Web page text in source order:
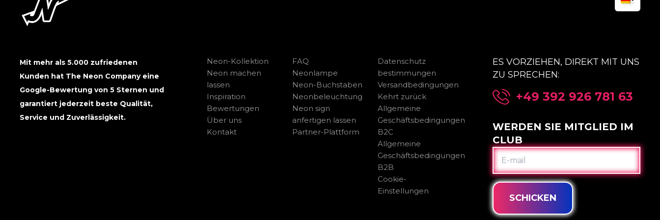
Mit mehr als 5.000 zufriedenen
Kunden hat The Neon Company eine
Google-Bewertung von 5 Sternen und
garantiert jederzeit beste Qualität,
Service und Zuverlässigkeit.
Neon-Kollektion
Neon machen
lassen
Inspiration
Bewertungen
Über uns
Kontakt
FAQ
Neonlampe
Neon-Buchstaben
Neonbeleuchtung
Neon sign
anfertigen lassen
Partner-Plattform
Datenschutz
bestimmungen
Versandbedingungen
Kehrt zurück
Allgemeine
Geschäftsbedingungen
B2C
Allgemeine
Geschäftsbedingungen
B2B
Cookie-
Einstellungen
ES VORZIEHEN, DIREKT MIT UNS
ZU SPRECHEN:
+49 392 926 781 63
WERDEN SIE MITGLIED IM
CLUB
E-
MAIL
SCHICKEN